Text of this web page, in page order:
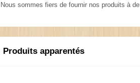
Nous sommes fiers de fournir nos produits à
Produits apparentés